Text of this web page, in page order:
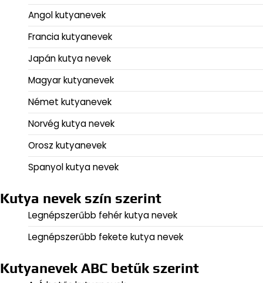
Angol kutyanevek
Francia kutyanevek
Japán kutya nevek
Magyar kutyanevek
Német kutyanevek
Norvég kutya nevek
Orosz kutyanevek
Spanyol kutya nevek
Kutya nevek szín szerint
Legnépszerűbb fehér kutya nevek
Legnépszerűbb fekete kutya nevek
Kutyanevek ABC betűk szerint